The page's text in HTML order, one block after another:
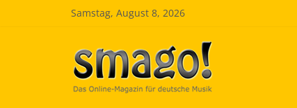
Samstag, August 8, 2026
Smago
SchlagerMAGazinOnline